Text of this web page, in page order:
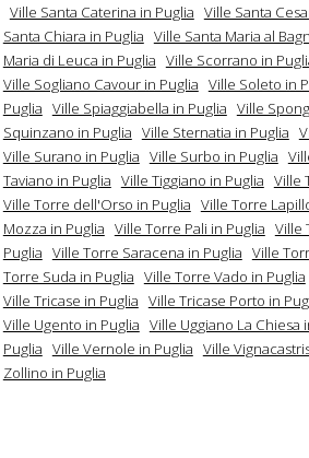
Ville Santa Caterina in Puglia Ville Santa
Santa Chiara in Puglia Ville Santa Maria al
Maria di Leuca in Puglia Ville Scorrano in
Ville Sogliano Cavour in Puglia Ville Soleto in
Puglia Ville Spiaggiabella in Puglia Ville
Squinzano in Puglia Ville Sternatia in Puglia
Ville Surano in Puglia Ville Surbo in Puglia
Taviano in Puglia Ville Tiggiano in Puglia Ville
Ville Torre dell'Orso in Puglia Ville Torre
Mozza in Puglia Ville Torre Pali in Puglia Ville
Puglia Ville Torre Saracena in Puglia Ville
Torre Suda in Puglia Ville Torre Vado in Puglia
Ville Tricase in Puglia Ville Tricase Porto in
Ville Ugento in Puglia Ville Uggiano La Chiesa
Puglia Ville Vernole in Puglia Ville
Zollino in Puglia